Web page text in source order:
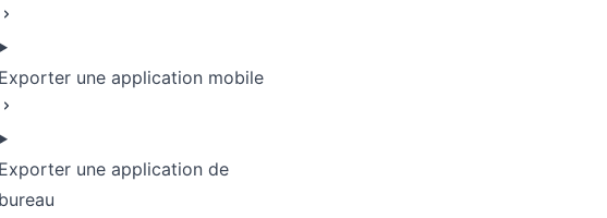
Exporter une application mobile
Exporter une application de
bureau